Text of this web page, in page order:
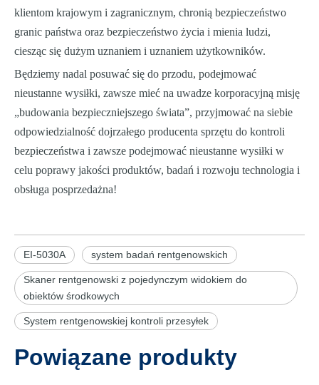
klientom krajowym i zagranicznym, chronią bezpieczeństwo
granic państwa oraz bezpieczeństwo życia i mienia ludzi,
ciesząc się dużym uznaniem i uznaniem użytkowników.
Będziemy nadal posuwać się do przodu, podejmować
nieustanne wysiłki, zawsze mieć na uwadze korporacyjną misję
„budowania bezpieczniejszego świata”, przyjmować na siebie
odpowiedzialność dojrzałego producenta sprzętu do kontroli
bezpieczeństwa i zawsze podejmować nieustanne wysiłki w
celu poprawy jakości produktów, badań i rozwoju technologia i
obsługa posprzedażna!
EI-5030A system badań rentgenowskich
Skaner rentgenowski z pojedynczym widokiem do
obiektów środkowych
System rentgenowskiej kontroli przesyłek
Powiązane produkty